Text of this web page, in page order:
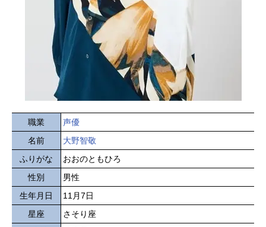
職業
声優
名前
大野智敬
ふりがな
おおのともひろ
性別
男性
生年月日
11月7日
星座
さそり座